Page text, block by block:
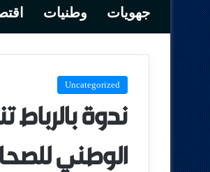
جهويات وطنيات
Uncategorized
ندوة
الوطني